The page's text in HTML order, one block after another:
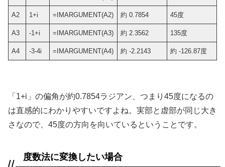
A2 1+i =IMARGUMENT(A2) 約 0.7854 45度
A3 -1+i =IMARGUMENT(A3) 約 2.3562 135度
A4 -3-4i =IMARGUMENT(A4) 約 -2.2143 約 -126.87度
「1+i」の偏角が約0.7854ラジアン、つまり45度になるの
は直感的にわかりやすいですよね。実部と虚部が同じ大き
さなので、45度の方向を向いているということです。
度数法に変換したい場合